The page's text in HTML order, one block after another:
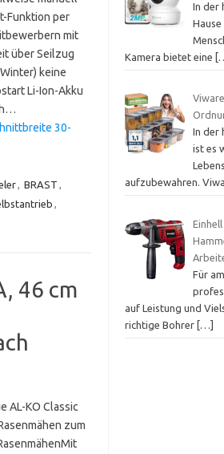
Funktion per
mit
über Seilzug
keine
Li-Ion-Akku
30-
, BRAST ,
,
46 cm
AL-KO Classic
zum
In der
Kamera bietet eine
In der
ist es
aufzubewahren.
Für
auf Leistung und
richtige Bohrer […]